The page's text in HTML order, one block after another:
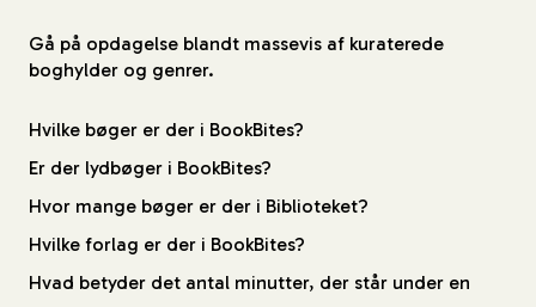
Gå på opdagelse blandt massevis af kuraterede
boghylder og genrer.
Hvilke bøger er der i BookBites?
Er der lydbøger i BookBites?
Hvor mange bøger er der i Biblioteket?
Hvilke forlag er der i BookBites?
Hvad betyder det antal minutter, der står under en